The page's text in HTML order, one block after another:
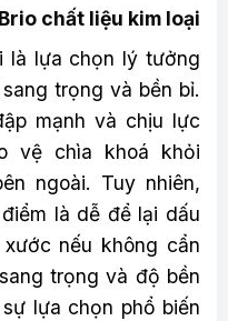
chất liệu kim loại
là lựa chọn lý tưởng
trọng và bền bỉ.
mạnh và chịu lực
vệ chìa khoá khỏi
ngoài. Tuy nhiên,
là dễ để lại dấu
nếu không cẩn
trọng và độ bền
lựa chọn phổ biến